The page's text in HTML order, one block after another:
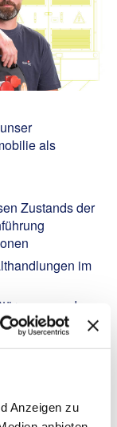
Anzeigen zu
als
Zustands der
im
und
den Objekten
/